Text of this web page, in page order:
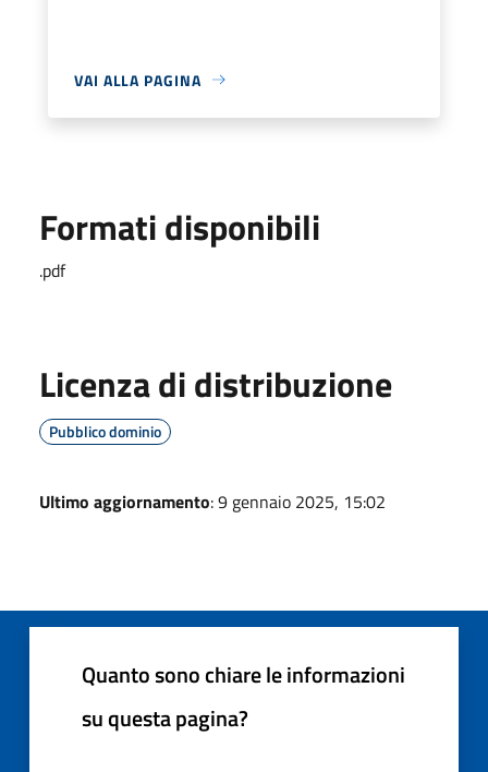
VAI ALLA PAGINA
Formati disponibili
.pdf
Licenza di distribuzione
Pubblico dominio
Ultimo aggiornamento: 9 gennaio 2025, 15:02
Quanto sono chiare le informazioni
su questa pagina?